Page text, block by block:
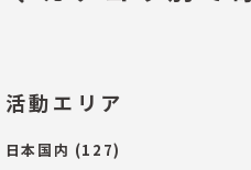
活動エリア
日本国内 (127)